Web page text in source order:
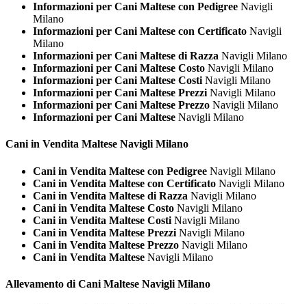
Informazioni per Cani Maltese con Pedigree Navigli
Milano
Informazioni per Cani Maltese con Certificato Navigli
Milano
Informazioni per Cani Maltese di Razza Navigli Milano
Informazioni per Cani Maltese Costo Navigli Milano
Informazioni per Cani Maltese Costi Navigli Milano
Informazioni per Cani Maltese Prezzi Navigli Milano
Informazioni per Cani Maltese Prezzo Navigli Milano
Informazioni per Cani Maltese Navigli Milano
Cani in Vendita Maltese Navigli Milano
Cani in Vendita Maltese con Pedigree Navigli Milano
Cani in Vendita Maltese con Certificato Navigli Milano
Cani in Vendita Maltese di Razza Navigli Milano
Cani in Vendita Maltese Costo Navigli Milano
Cani in Vendita Maltese Costi Navigli Milano
Cani in Vendita Maltese Prezzi Navigli Milano
Cani in Vendita Maltese Prezzo Navigli Milano
Cani in Vendita Maltese Navigli Milano
Allevamento di Cani Maltese Navigli Milano